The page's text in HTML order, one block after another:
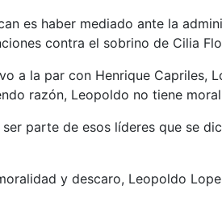
es haber mediado ante la
contra el sobrino de Cilia
a la par con Henrique Capriles,
razón, Leopoldo no tiene
parte de esos líderes que se
y descaro, Leopoldo